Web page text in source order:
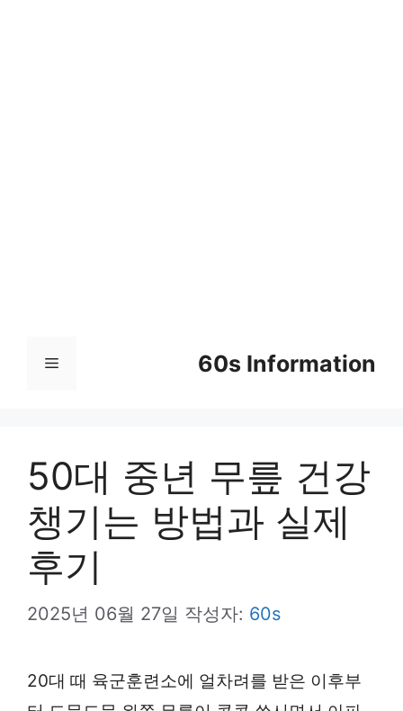
60s Information
메
50대 중년 무릎 건강
챙기는 방법과 실제
후기
2025년 06월 27일 작성자: 60s
20대 때 육군훈련소에 얼차려를 받은 이후부